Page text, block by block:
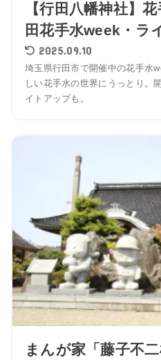
【行田八幡神社】
田花手水week・ラ
2025.09.10
埼玉県行田市で開催中の花手水
しい花手水の世界にうっとり。
イトアップも。
まんが家「藤子不